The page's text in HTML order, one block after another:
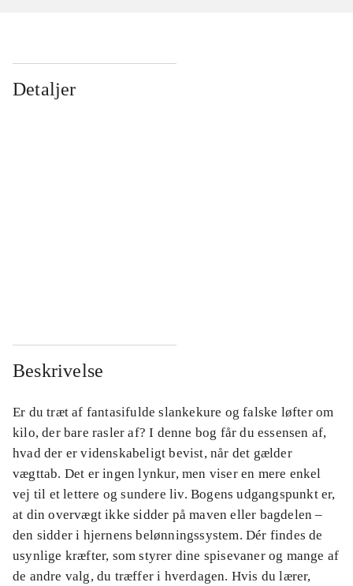
Detaljer
Beskrivelse
Er du træt af fantasifulde slankekure og falske løfter om
kilo, der bare rasler af? I denne bog får du essensen af,
hvad der er videnskabeligt bevist, når det gælder
vægttab. Det er ingen lynkur, men viser en mere enkel
vej til et lettere og sundere liv. Bogens udgangspunkt er,
at din overvægt ikke sidder på maven eller bagdelen –
den sidder i hjernens belønningssystem. Dér findes de
usynlige kræfter, som styrer dine spisevaner og mange af
de andre valg, du træffer i hverdagen. Hvis du lærer,